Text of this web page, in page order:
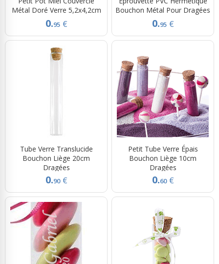
Métal Doré Verre 5,2x4,2cm
0.95 €
Bouchon Métal Pour Dragées
0.95 €
Tube Verre Translucide
Bouchon Liège 20cm
Dragées
0.90 €
Petit Tube Verre Épais
Bouchon Liège 10cm
Dragées
0.60 €